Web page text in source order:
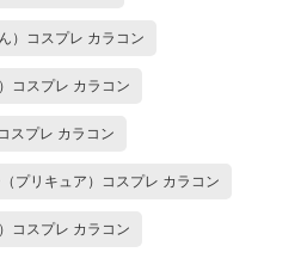
）コスプレ カラコン
コスプレ カラコン
スプレ カラコン
プリキュア）コスプレ カラコン
コスプレ カラコン